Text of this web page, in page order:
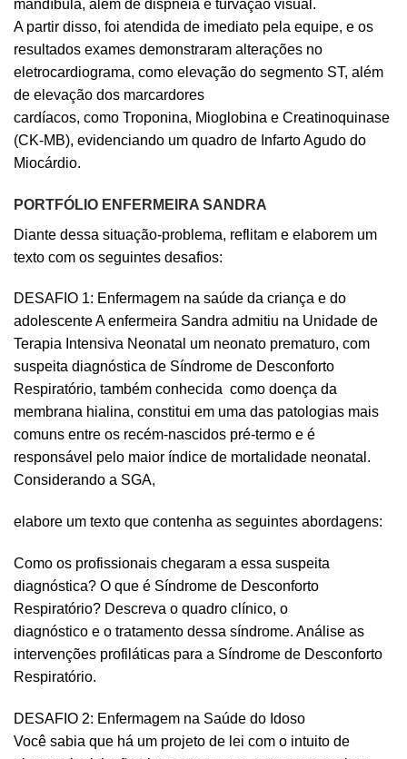
mandíbula, além de dispneia e turvação visual.
A partir disso, foi atendida de imediato pela equipe, e os
resultados exames demonstraram alterações no
eletrocardiograma, como elevação do segmento ST, além
de elevação dos marcardores
cardíacos, como Troponina, Mioglobina e Creatinoquinase
(CK-MB), evidenciando um quadro de Infarto Agudo do
Miocárdio.
PORTFÓLIO ENFERMEIRA SANDRA
Diante dessa situação-problema, reflitam e elaborem um
texto com os seguintes desafios:
DESAFIO 1: Enfermagem na saúde da criança e do
adolescente A enfermeira Sandra admitiu na Unidade de
Terapia Intensiva Neonatal um neonato prematuro, com
suspeita diagnóstica de Síndrome de Desconforto
Respiratório, também conhecida como doença da
membrana hialina, constitui em uma das patologias mais
comuns entre os recém-nascidos pré-termo e é
responsável pelo maior índice de mortalidade neonatal.
Considerando a SGA,
elabore um texto que contenha as seguintes abordagens:
Como os profissionais chegaram a essa suspeita
diagnóstica? O que é Síndrome de Desconforto
Respiratório? Descreva o quadro clínico, o
diagnóstico e o tratamento dessa síndrome. Análise as
intervenções profiláticas para a Síndrome de Desconforto
Respiratório.
DESAFIO 2: Enfermagem na Saúde do Idoso
Você sabia que há um projeto de lei com o intuito de